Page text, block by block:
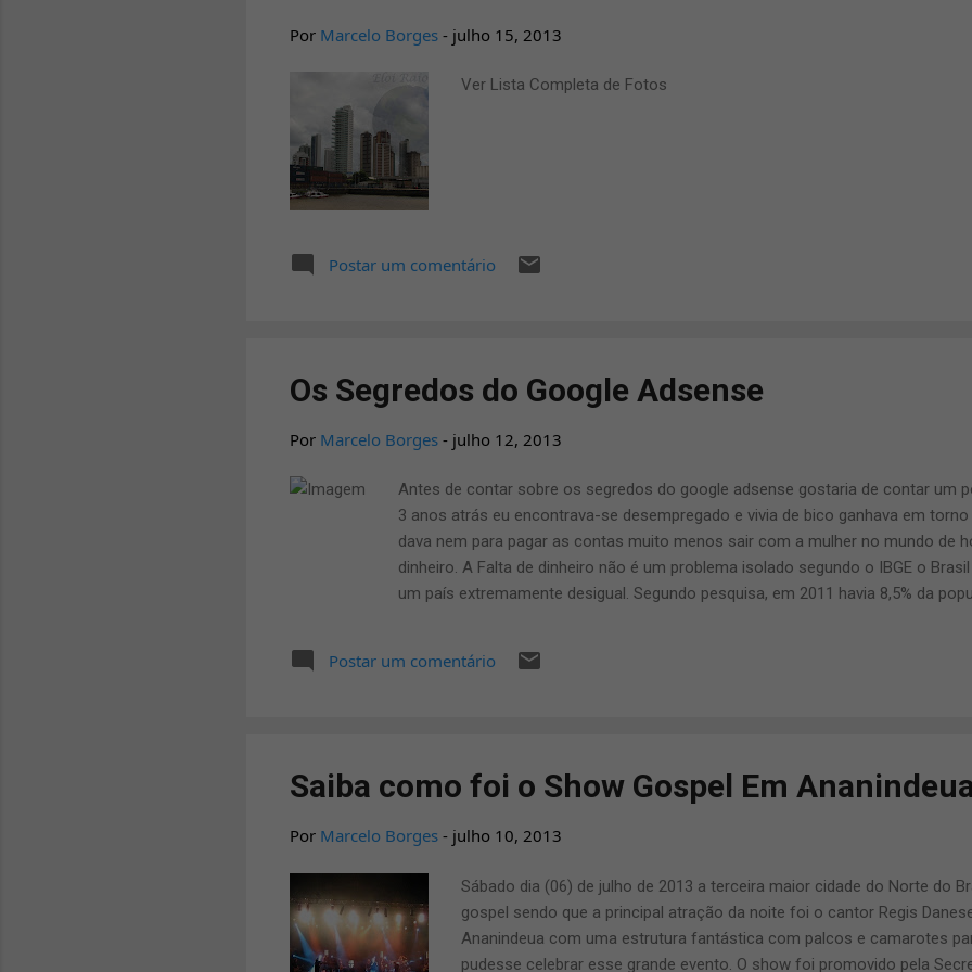
Por Marcelo Borges - julho 15, 2013
Ver Lista Completa de Fotos
Postar um comentário
Os Segredos do Google Adsense
Por Marcelo Borges - julho 12, 2013
Antes de contar sobre os segredos do google adsense gostaria de contar um
3 anos atrás eu encontrava-se desempregado e vivia de bico ganhava em
dava nem para pagar as contas muito menos sair com a mulher no mundo de
dinheiro. A Falta de dinheiro não é um problema isolado segundo o IBGE o
um país extremamente desigual. Segundo pesquisa, em 2011 havia 8,5% da
desse total conseguem sair dessa zona de pobreza e conseguir a tão sonhada
Postar um comentário
Saiba como foi o Show Gospel Em
Por Marcelo Borges - julho 10, 2013
Sábado dia (06) de julho de 2013 a terceira maior cidade do Norte do
gospel sendo que a principal atração da noite foi o cantor Regis
Ananindeua com uma estrutura fantástica com palcos e camarotes
pudesse celebrar esse grande evento. O show foi promovido pela